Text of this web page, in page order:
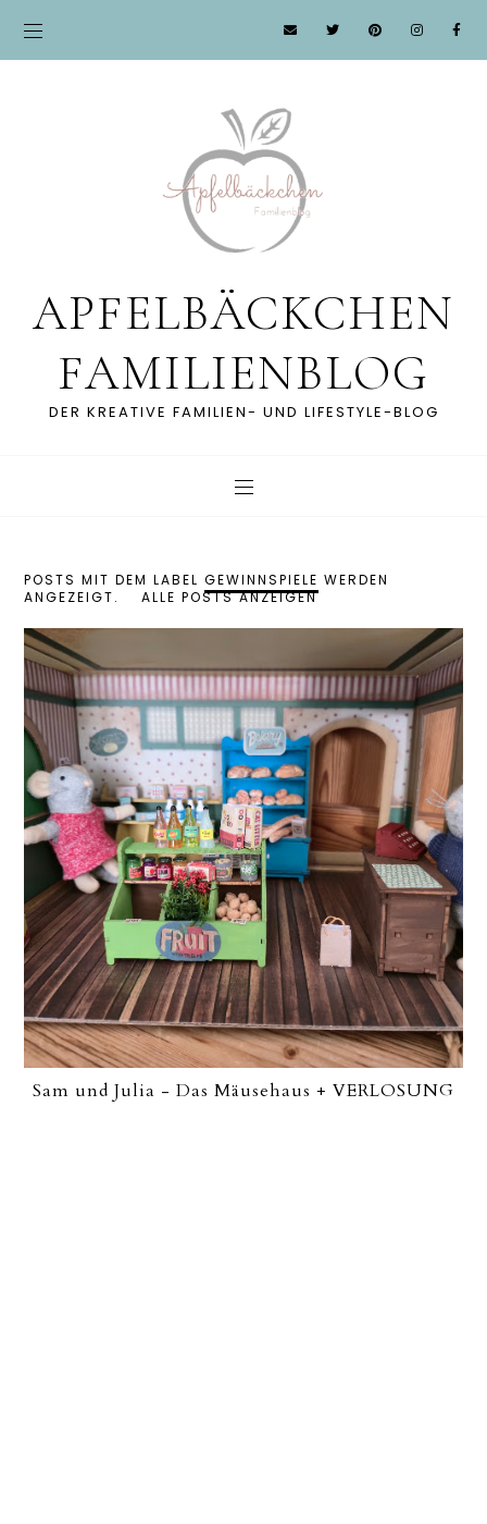
APFELBÄCKCHEN
FAMILIENBLOG
DER KREATIVE FAMILIEN- UND LIFESTYLE-BLOG
POSTS MIT DEM LABELGEWINNSPIELE WERDEN
ANGEZEIGT.
ALLE POSTS ANZEIGEN
Sam und Julia - Das Mäusehaus + VERLOSUNG